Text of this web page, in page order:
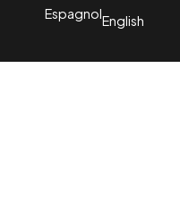
EspagnolEnglish